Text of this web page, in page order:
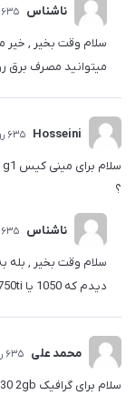
ناشناس 635 روز پیش
میتوانید مصرف برق
Hosseini 635 روز پیش
؟
ناشناس 635 روز پیش
دیدم که 1050 یا 750ti هم استفاده کردند.
محمد علی 635 روز پیش
سلام برای گرافیک gt 1030 2gb پاور 240w میتونه راه بندازه